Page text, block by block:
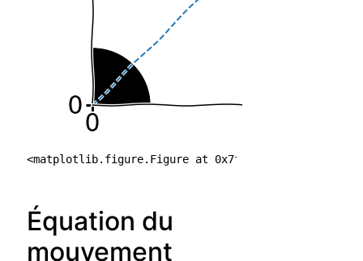
<matplotlib.figure.Figure at 0x7f827de345f8>
Équation du
mouvement